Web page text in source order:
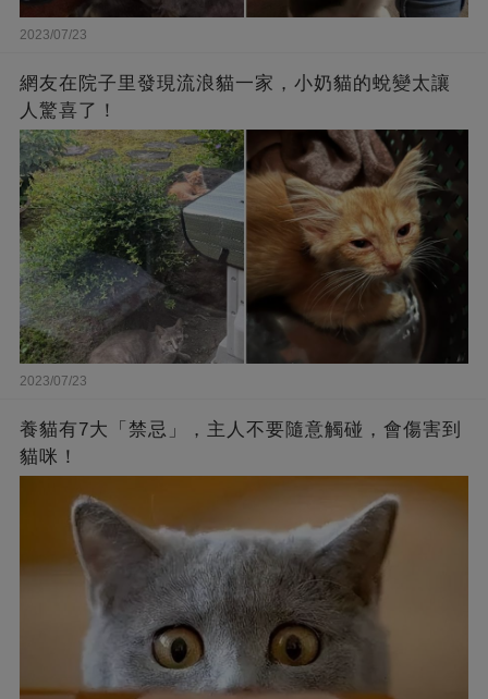
2023/07/23
網友在院子里發現流浪貓一家，小奶貓的蛻變太讓
人驚喜了！
2023/07/23
養貓有7大「禁忌」，主人不要隨意觸碰，會傷害到
貓咪！